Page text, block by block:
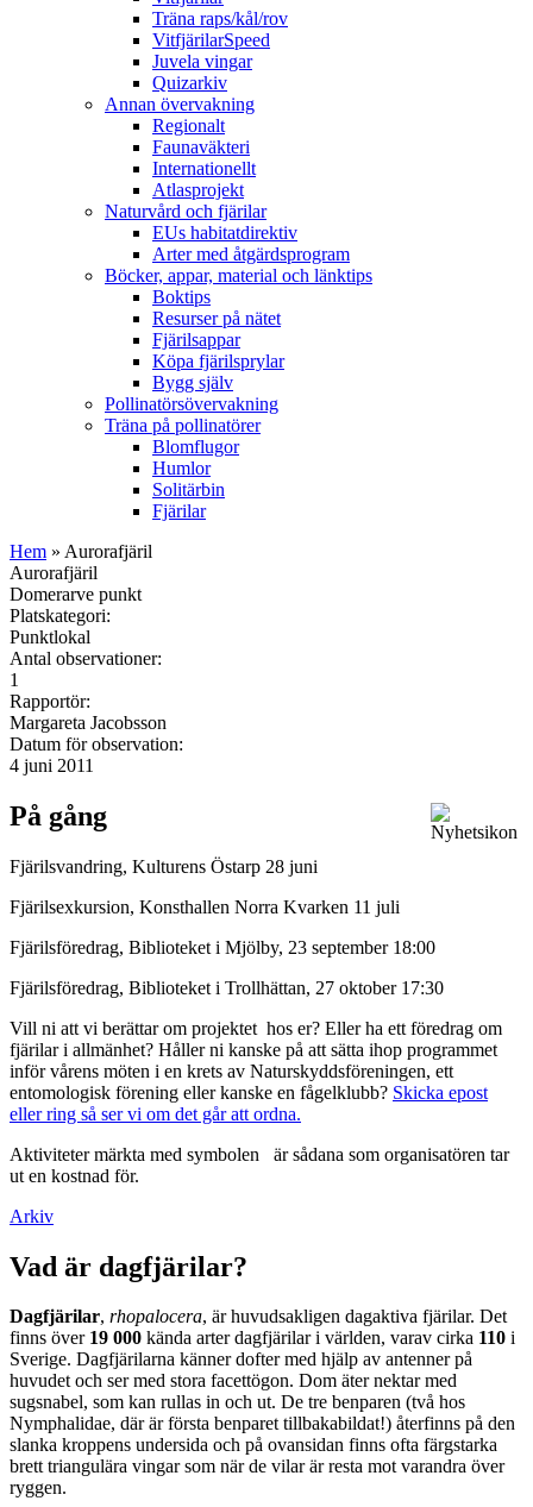
Träna raps/kål/rov
VitfjärilarSpeed
Juvela vingar
Quizarkiv
Annan övervakning
Regionalt
Faunaväkteri
Internationellt
Atlasprojekt
Naturvård och fjärilar
EUs habitatdirektiv
Arter med åtgärdsprogram
Böcker, appar, material och länktips
Boktips
Resurser på nätet
Fjärilsappar
Köpa fjärilsprylar
Bygg själv
Pollinatörsövervakning
Träna på pollinatörer
Blomflugor
Humlor
Solitärbin
Fjärilar
Hem » Aurorafjäril
Aurorafjäril
Domerarve punkt
Platskategori:
Punktlokal
Antal observationer:
1
Rapportör:
Margareta Jacobsson
Datum för observation:
4 juni 2011
På gång
Fjärilsvandring, Kulturens Östarp 28 juni
Fjärilsexkursion, Konsthallen Norra Kvarken 11 juli
Fjärilsföredrag, Biblioteket i Mjölby, 23 september 18:00
Fjärilsföredrag, Biblioteket i Trollhättan, 27 oktober 17:30
Vill ni att vi berättar om projektet hos er? Eller ha ett föredrag om
fjärilar i allmänhet? Håller ni kanske på att sätta ihop programmet
inför vårens möten i en krets av Naturskyddsföreningen, ett
entomologisk förening eller kanske en fågelklubb? Skicka epost
eller ring så ser vi om det går att ordna.
Aktiviteter märkta med symbolen
är sådana som organisatören tar
ut en kostnad för.
Arkiv
Vad är dagfjärilar?
Dagfjärilar, rhopalocera, är huvudsakligen dagaktiva fjärilar. Det
finns över 19 000 kända arter dagfjärilar i världen, varav cirka 110 i
Sverige. Dagfjärilarna känner dofter med hjälp av antenner på
huvudet och ser med stora facettögon. Dom äter nektar med
sugsnabel, som kan rullas in och ut. De tre benparen (två hos
Nymphalidae, där är första benparet tillbakabildat!) återfinns på den
slanka kroppens undersida och på ovansidan finns ofta färgstarka
brett triangulära vingar som när de vilar är resta mot varandra över
ryggen.